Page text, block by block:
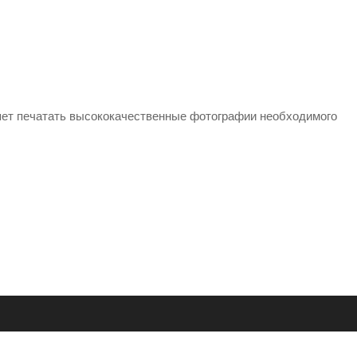
печатать высококачественные фотографии необходимого